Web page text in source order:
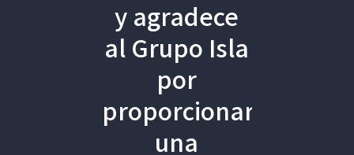
y agradece
al Grupo Isla
proporcionar